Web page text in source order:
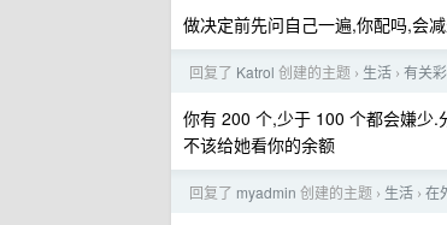
做决定前先问自己一遍,你配吗,会
回复了 Katrol 创建的主题 › 生活 › 有关
你有 200 个,少于 100 个都会嫌少.
不该给她看你的余额
回复了 myadmin 创建的主题 › 生活 › 在